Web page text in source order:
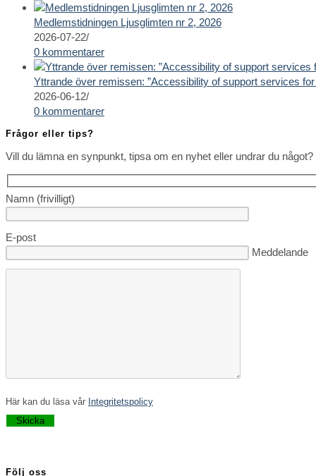
Medlemstidningen Ljusglimten nr 2, 2026
2026-07-22/
0 kommentarer
Yttrande över remissen: ”Accessibility of support services
2026-06-12/
0 kommentarer
Frågor eller tips?
Vill du lämna en synpunkt, tipsa om en nyhet eller undrar du
Namn (frivilligt)
E-post
Lämna detta
Meddelande
Här kan du läsa vår Integritetspolicy
Lämna detta fält tomt.
Följ oss